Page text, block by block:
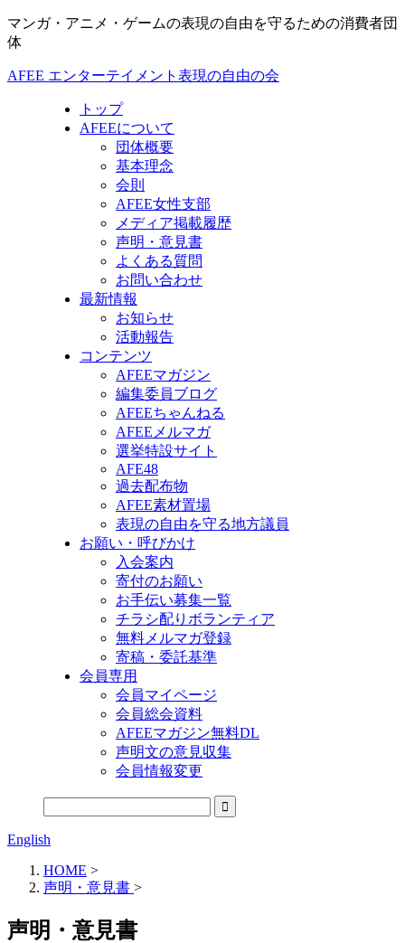
マンガ・アニメ・ゲームの表現の自由を守るための消費者団
体
AFEE エンターテイメント表現の自由の会
トップ
AFEEについて
団体概要
基本理念
会則
AFEE女性支部
メディア掲載履歴
声明・意見書
よくある質問
お問い合わせ
最新情報
お知らせ
活動報告
コンテンツ
AFEEマガジン
編集委員ブログ
AFEEちゃんねる
AFEEメルマガ
選挙特設サイト
AFE48
過去配布物
AFEE素材置場
表現の自由を守る地方議員
お願い・呼びかけ
入会案内
寄付のお願い
お手伝い募集一覧
チラシ配りボランティア
無料メルマガ登録
寄稿・委託基準
会員専用
会員マイページ
会員総会資料
AFEEマガジン無料DL
声明文の意見収集
会員情報変更
English
HOME >
声明・意見書 >
声明・意見書